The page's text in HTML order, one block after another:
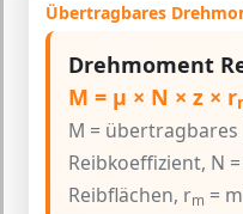
Übertragbares
Drehmoment
M = μ × N × z × r
M = übertragbares
Reibkoeffizient, N
Reibflächen, rm =